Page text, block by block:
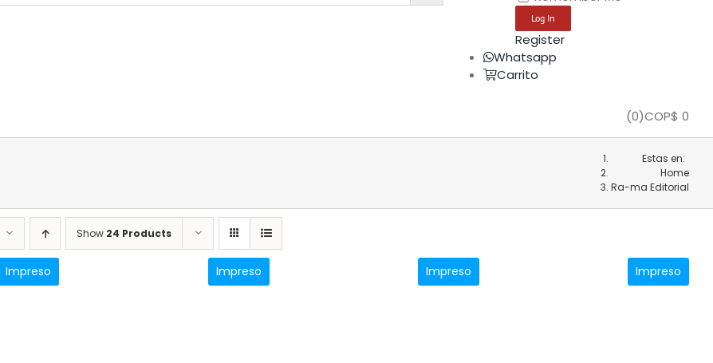
Register
Whatsapp
Carrito
(0)COP$ 0
Estas en:
Home
Ra-ma Editorial
Show 24 Products
Impreso Impreso Impreso Impreso